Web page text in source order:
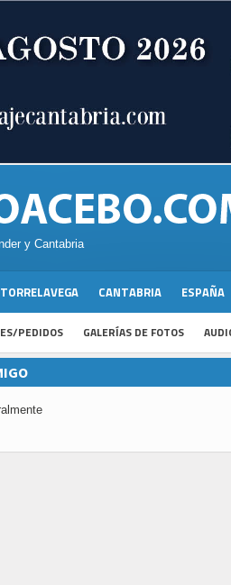
y Cantabria
TORRELAVEGA CANTABRIA ESPAÑA
PEDIDOS GALERÍAS DE FOTOS